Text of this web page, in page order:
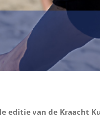
editie van de